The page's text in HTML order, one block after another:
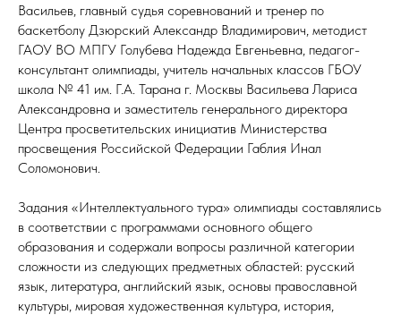
Васильев, главный судья соревнований и тренер по
баскетболу Дзюрский Александр Владимирович, методист
ГАОУ ВО МПГУ Голубева Надежда Евгеньевна, педагог-
консультант олимпиады, учитель начальных классов ГБОУ
школа № 41 им. Г.А. Тарана г. Москвы Васильева Лариса
Александровна и заместитель генерального директора
Центра просветительских инициатив Министерства
просвещения Российской Федерации Габлия Инал
Соломонович.
Задания «Интеллектуального тура» олимпиады составлялись
в соответствии с программами основного общего
образования и содержали вопросы различной категории
сложности из следующих предметных областей: русский
язык, литература, английский язык, основы православной
культуры, мировая художественная культура, история,